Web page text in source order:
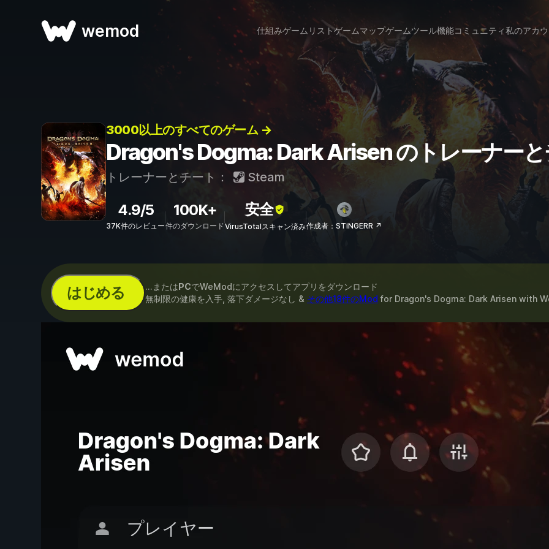
wemod 仕組みゲームリストゲームマップゲームツール機能コミュニティ私のアカ
3000以上のすべてのゲーム →
Dragon's Dogma: Dark Arisen のトレーナー
トレーナーとチート： Steam
4.9/5
37K件のレビュー
100K+
件のダウンロード
安全
VirusTotalスキャン済み作成者：STiNGERR ↗
はじめる ...またはPCでWeModにアクセスしてアプリをダウンロード
無制限の健康を入手, 落下ダメージなし & その他18件のMod for Dragon's Dogma: Dark Arisen with